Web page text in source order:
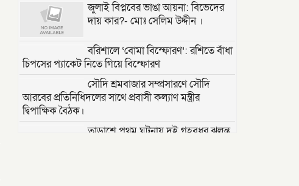
জুলাই বিপ্লবের ভাঙা আয়না: বিভেদের
দায় কার?- মোঃ সেলিম উদ্দীন ।
বরিশালে ‘বোমা বিস্ফোরণ’: রশিতে বাঁধা
চিপসের প্যাকেট নিতে গিয়ে বিস্ফোরণ
সৌদি শ্রমবাজার সম্প্রসারণে সৌদি
আরবের প্রতিনিধিদলের সাথে প্রবাসী কল্যাণ মন্ত্রীর
দ্বিপাক্ষিক বৈঠক।
তাড়াশে পৃথম ঘটনায় দুই গৃহবধূর ঝুলন্ত